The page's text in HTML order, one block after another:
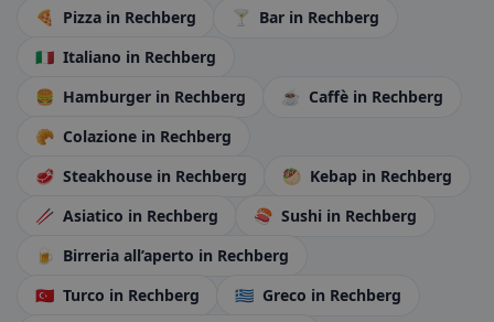
🍕 Pizza in Rechberg 🍸 Bar in Rechberg
🇮🇹 Italiano in Rechberg
🍔 Hamburger in Rechberg ☕ Caffè in Rechberg
🥐 Colazione in Rechberg
🥩 Steakhouse in Rechberg 🥙 Kebap in Rechberg
🥢 Asiatico in Rechberg 🍣 Sushi in Rechberg
🍺 Birreria all’aperto in Rechberg
🇹🇷 Turco in Rechberg 🇬🇷 Greco in Rechberg